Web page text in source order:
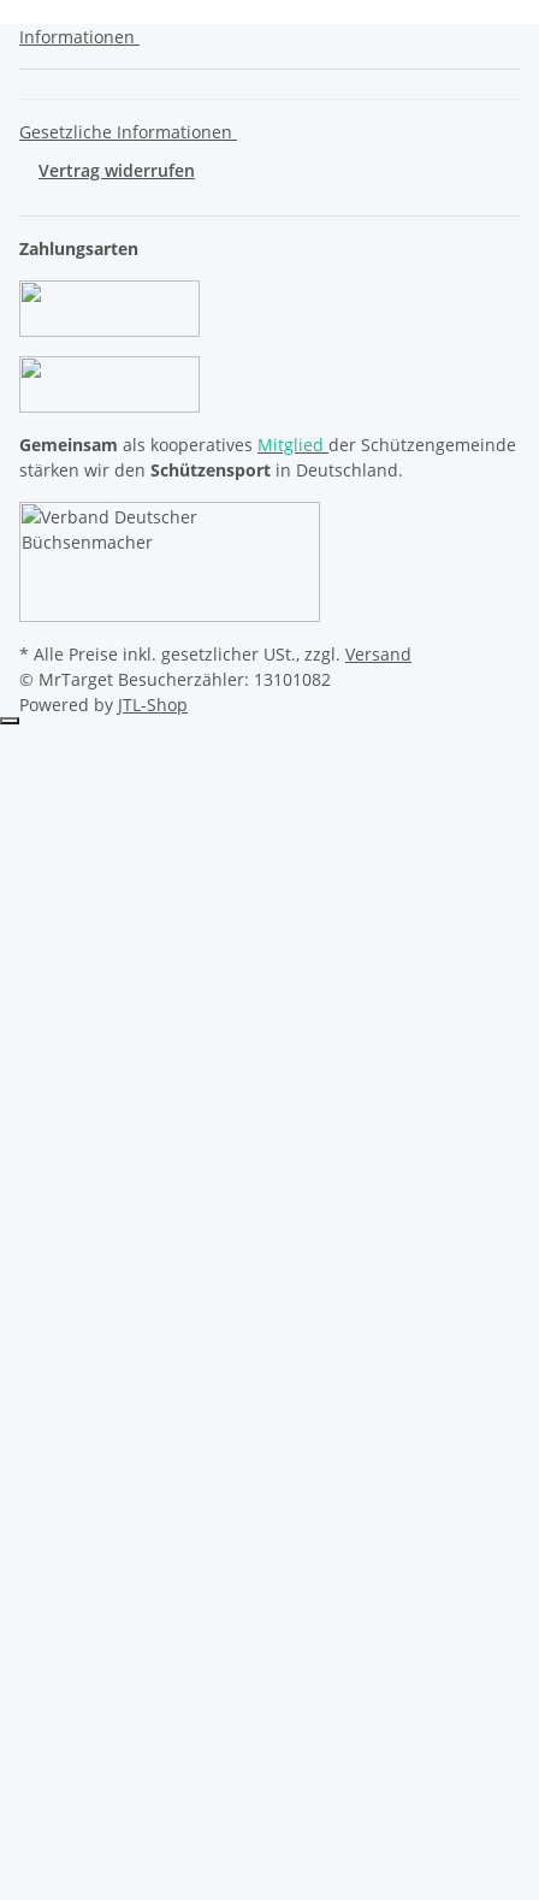
Informationen
Gesetzliche Informationen
Vertrag widerrufen
Zahlungsarten
Gemeinsam als kooperatives Mitglied der Schützengemeinde
stärken wir den Schützensport in Deutschland.
* Alle Preise inkl. gesetzlicher USt., zzgl. Versand
© MrTarget Besucherzähler: 13101082
Powered by JTL-Shop